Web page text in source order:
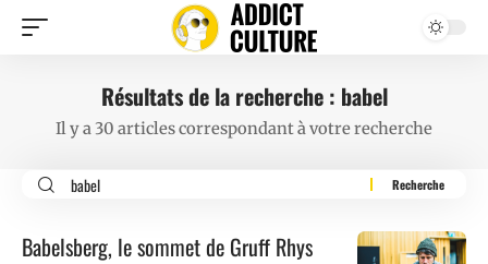
Résultats de la recherche : babel
Il y a 30 articles correspondant à votre recherche
Babelsberg, le sommet de Gruff Rhys